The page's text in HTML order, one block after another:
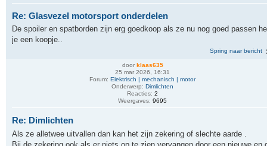
Re: Glasvezel motorsport onderdelen
De spoiler en spatborden zijn erg goedkoop als ze nu nog goed passen
je een koopje..
Spring naar bericht
door klaas635
25 mar 2026, 16:31
Forum: Elektrisch | mechanisch | motor
Onderwerp: Dimlichten
Reacties: 2
Weergaves: 9695
Re: Dimlichten
Als ze alletwee uitvallen dan kan het zijn zekering of slechte aarde .
Bij de zekering ook als er niets op te zien vervangen door een nieuwe en